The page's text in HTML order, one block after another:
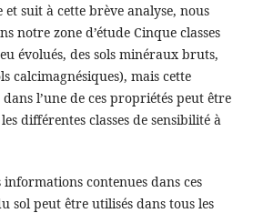
et suit à cette brève analyse, nous
notre zone d’étude Cinque classes
évolués, des sols minéraux bruts,
calcimagnésiques), mais cette
l’une de ces propriétés peut être
différentes classes de sensibilité à
informations contenues dans ces
sol peut être utilisés dans tous les